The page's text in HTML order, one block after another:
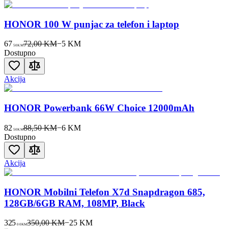
HONOR 100 W punjac za telefon i laptop
67 50KM72,00 KM−5KM
Dostupno
Akcija
HONOR Powerbank 66W Choice 12000mAh
82 50KM88,50 KM−6KM
Dostupno
Akcija
HONOR Mobilni Telefon X7d Snapdragon 685,
128GB/6GB RAM, 108MP, Black
325 00KM350,00 KM−25 KM